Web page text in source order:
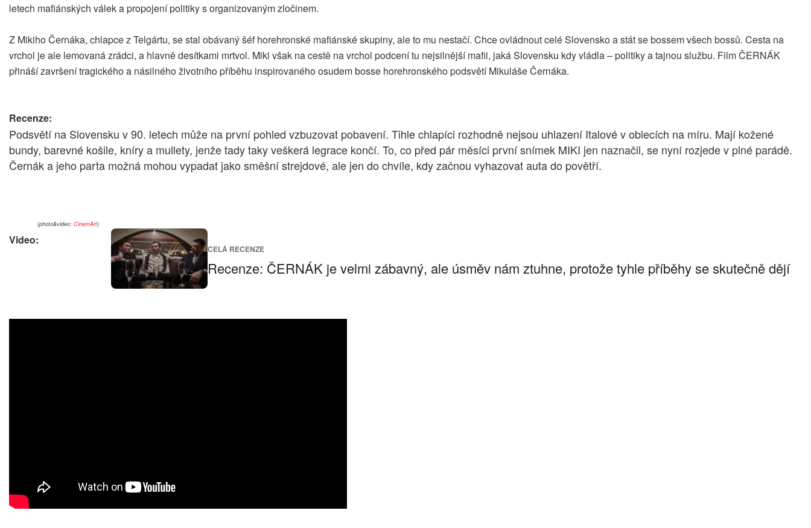
letech mafiánských válek a propojení politiky s organizovaným zločinem.
Z Mikiho Černáka, chlapce z Telgártu, se stal obávaný šéf horehronské mafiánské skupiny, ale to mu nestačí. Chce ovládnout celé Slovensko a stát se bossem všech bossů. Cesta na
vrchol je ale lemovaná zrádci, a hlavně desítkami mrtvol. Miki však na cestě na vrchol podcení tu nejsilnější mafii, jaká Slovensku kdy vládla – politiky a tajnou službu. Film ČERNÁK
přináší završení tragického a násilného životního příběhu inspirovaného osudem bosse horehronského podsvětí Mikuláše Černáka.
Recenze:
Podsvětí na Slovensku v 90. letech může na první pohled vzbuzovat pobavení. Tihle chlapíci rozhodně nejsou uhlazení Italové v oblecích na míru. Mají kožené
bundy, barevné košile, kníry a mullety, jenže tady taky veškerá legrace končí. To, co před pár měsíci první snímek MIKI jen naznačil, se nyní rozjede v plné parádě.
Černák a jeho parta možná mohou vypadat jako směšní strejdové, ale jen do chvíle, kdy začnou vyhazovat auta do povětří.
CELÁ RECENZE
Recenze: ČERNÁK je velmi zábavný, ale úsměv nám ztuhne, protože tyhle příběhy se skutečně dějí
(photo&video: CinemArt)
Video: